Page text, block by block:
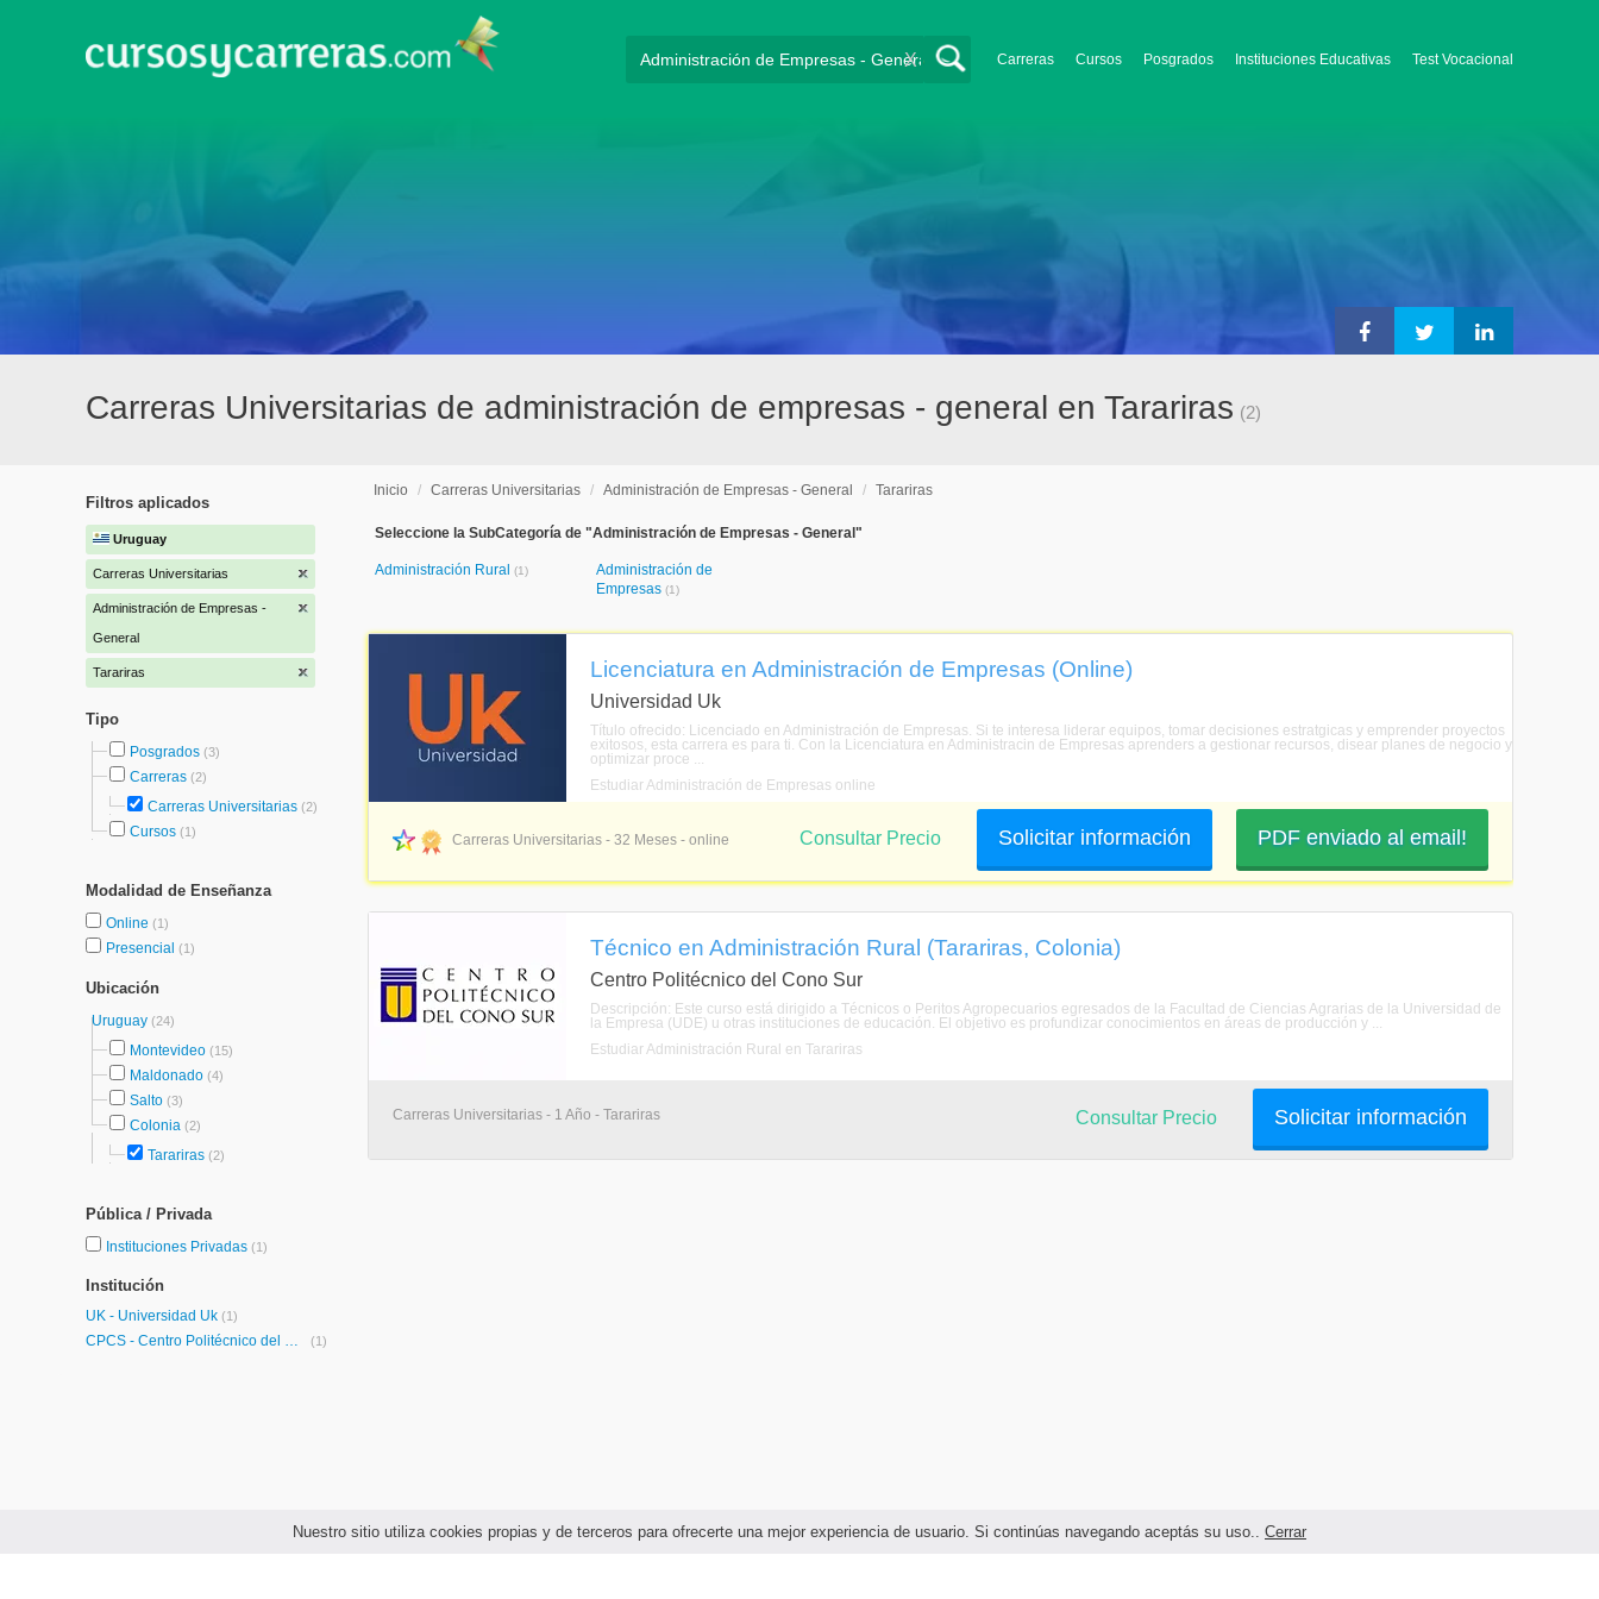
Nuestro sitio utiliza cookies propias y de terceros para ofrecerte una mejor experiencia de usuario. Si continúas navegando aceptás su uso.. Cerrar
Carreras Cursos Posgrados Instituciones Educativas Test Vocacional
X
Carreras Universitarias de administración de empresas - general en Tarariras (2)
Filtros aplicados
Uruguay
Carreras Universitarias
Administración de Empresas -
General
Tarariras
Tipo
Posgrados (3)
Carreras (2)
Carreras Universitarias (2)
Cursos (1)
Modalidad de Enseñanza
Online (1)
Presencial (1)
Ubicación
Uruguay (24)
Montevideo (15)
Maldonado (4)
Salto (3)
Colonia (2)
Tarariras (2)
Pública / Privada
Instituciones Privadas (1)
Institución
UK - Universidad Uk (1)
CPCS - Centro Politécnico del Cono Sur (1)
Inicio / Carreras Universitarias / Administración de Empresas - General / Tarariras
Seleccione la SubCategoría de "Administración de Empresas - General"
Administración Rural (1)
Administración de
Empresas (1)
Licenciatura en Administración de Empresas (Online)
Universidad Uk
Título ofrecido: Licenciado en Administración de Empresas. Si te interesa liderar equipos, tomar decisiones estratgicas y emprender proyectos
exitosos, esta carrera es para ti. Con la Licenciatura en Administracin de Empresas aprenders a gestionar recursos, disear planes de negocio y
optimizar proce ...
Estudiar Administración de Empresas online
Carreras Universitarias - 32 Meses - online PDF enviado al email!
Solicitar información
Consultar Precio
Técnico en Administración Rural (Tarariras, Colonia)
Centro Politécnico del Cono Sur
Descripción: Este curso está dirigido a Técnicos o Peritos Agropecuarios egresados de la Facultad de Ciencias Agrarias de la Universidad de
la Empresa (UDE) u otras instituciones de educación. El objetivo es profundizar conocimientos en áreas de producción y ...
Estudiar Administración Rural en Tarariras
Carreras Universitarias - 1 Año - Tarariras Solicitar información
Consultar Precio